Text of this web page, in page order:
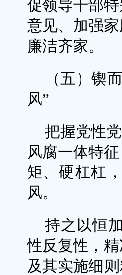
促领导干部
意见、加强
廉洁齐家。
（五）锲
风”
把握党性
风腐一体特
矩、硬杠杠
风。
持之以恒
性反复性，
及其实施细